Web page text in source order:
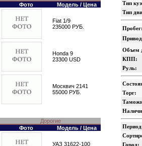
Фото
Модель / Цена
Fiat 1/9
235000 РУБ.
Honda 9
23300 USD
Москвич 2141
55000 РУБ.
Дорогие
Фото
Модель / Цена
УАЗ 31622-100
Тип
Тип
Пробег:
Объем
КПП:
Руль:
Торг:
Город: